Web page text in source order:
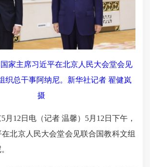
家主席习近平在北京人民大会堂会见
织总干事阿纳尼。新华社记者 翟健岚
摄
12日电（记者 温馨）5月12日下午，
北京人民大会堂会见联合国教科文组